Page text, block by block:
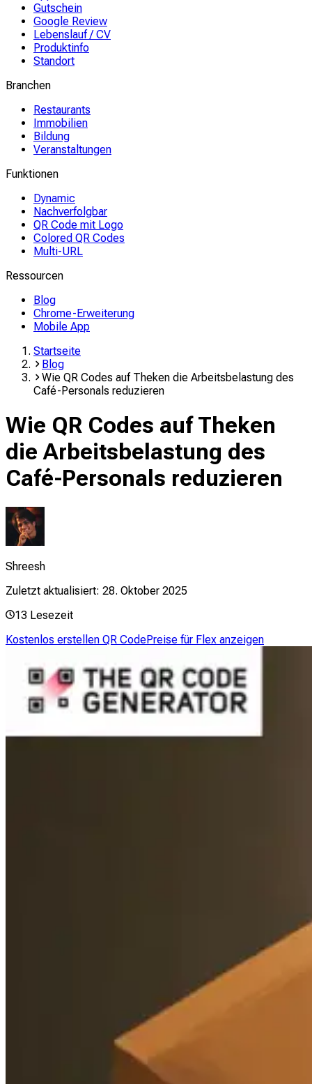
Gutschein
Google Review
Lebenslauf / CV
Produktinfo
Standort
Branchen
Restaurants
Immobilien
Bildung
Veranstaltungen
Funktionen
Dynamic
Nachverfolgbar
QR Code mit Logo
Colored QR Codes
Multi-URL
Ressourcen
Blog
Chrome-Erweiterung
Mobile App
Startseite
Blog
Wie QR Codes auf Theken die Arbeitsbelastung des
Café-Personals reduzieren
Wie QR Codes auf Theken
die Arbeitsbelastung des
Café-Personals reduzieren
Shreesh
Zuletzt aktualisiert: 28. Oktober 2025
13 Lesezeit
Kostenlos erstellen QR CodePreise für Flex anzeigen